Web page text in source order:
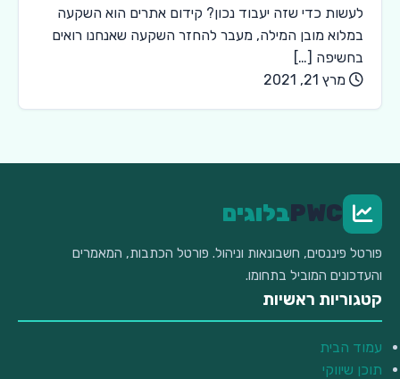
לעשות כדי שזה יעבוד נכון? קידום אתרים הוא השקעה
במלוא מובן המילה, מעבר להחזר השקעה שאנחנו רואים
בחשיפה […]
מרץ 21, 2021
PWCבלוגים
פורטל פיננסים, חשבונאות וניהול. פורטל הכתבות, המאמרים
והעדכונים המוביל בתחומו.
קטגוריות ראשיות
עמוד הבית
תוכן שיווקי